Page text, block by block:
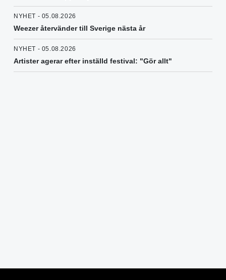
NYHET - 05.08.2026
Weezer återvänder till Sverige nästa år
NYHET - 05.08.2026
Artister agerar efter inställd festival: "Gör allt"